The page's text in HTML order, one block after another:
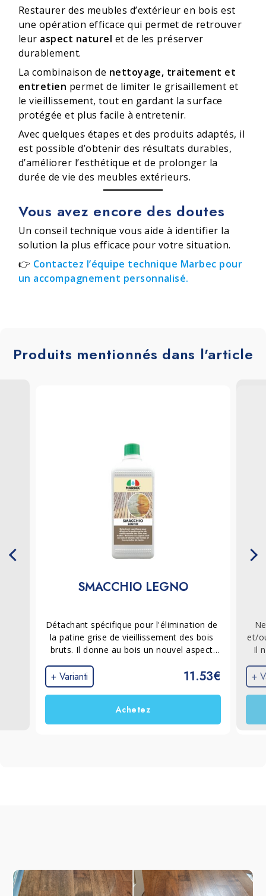
Restaurer des meubles d’extérieur en bois est
une opération efficace qui permet de retrouver
leur aspect naturel et de les préserver
durablement.
La combinaison de nettoyage, traitement et
entretien permet de limiter le grisaillement et
le vieillissement, tout en gardant la surface
protégée et plus facile à entretenir.
Avec quelques étapes et des produits adaptés, il
est possible d’obtenir des résultats durables,
d’améliorer l’esthétique et de prolonger la
durée de vie des meubles extérieurs.
Vous avez encore des doutes
Un conseil technique vous aide à identifier la
solution la plus efficace pour votre situation.
👉 Contactez l’équipe technique Marbec pour
un accompagnement personnalisé.
Produits mentionnés dans l'article
SMACCHIO LEGNO
Détachant spécifique pour l'élimination de
la patine grise de vieillissement des bois
bruts. Il donne au bois un nouvel aspect
préparant la surface à l’application d’une
nouvelle protection.
+ Varianti 11.53€
Achetez
et/
Il
+